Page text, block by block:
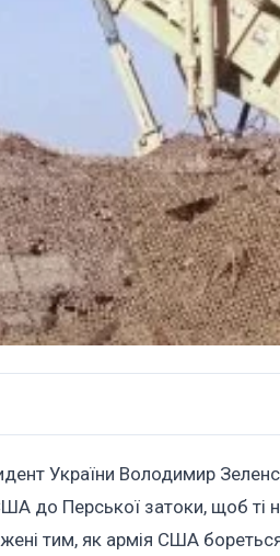
України Володимир
до Перської затоки, щоб ті
тим, як армія США